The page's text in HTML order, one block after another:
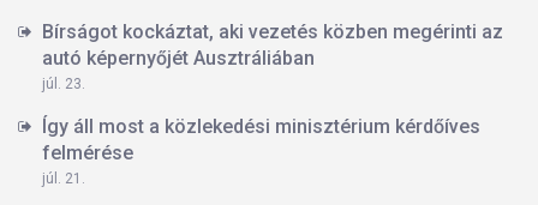
Bírságot kockáztat, aki vezetés közben megérinti az
autó képernyőjét Ausztráliában
júl. 23.
Így áll most a közlekedési minisztérium kérdőíves
felmérése
júl. 21.